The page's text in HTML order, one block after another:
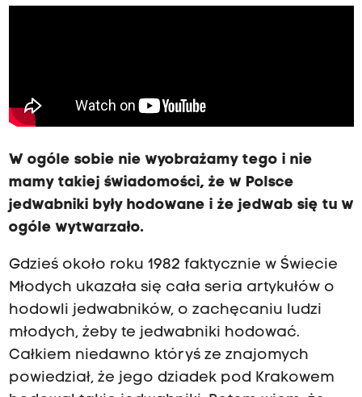
W ogóle sobie nie wyobrażamy tego i nie
mamy takiej świadomości, że w Polsce
jedwabniki były hodowane i że jedwab się tu w
ogóle wytwarzało.
Gdzieś około roku 1982 faktycznie w Świecie
Młodych ukazała się cała seria artykułów o
hodowli jedwabników, o zachęcaniu ludzi
młodych, żeby te jedwabniki hodować.
Całkiem niedawno któryś ze znajomych
powiedział, że jego dziadek pod Krakowem